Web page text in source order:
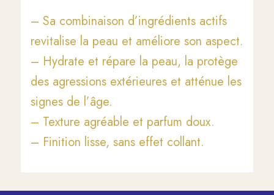
– Sa combinaison d’ingrédients actifs
revitalise la peau et améliore son aspect.
– Hydrate et répare la peau, la protège
des agressions extérieures et atténue les
signes de l’âge.
– Texture agréable et parfum doux.
– Finition lisse, sans effet collant.